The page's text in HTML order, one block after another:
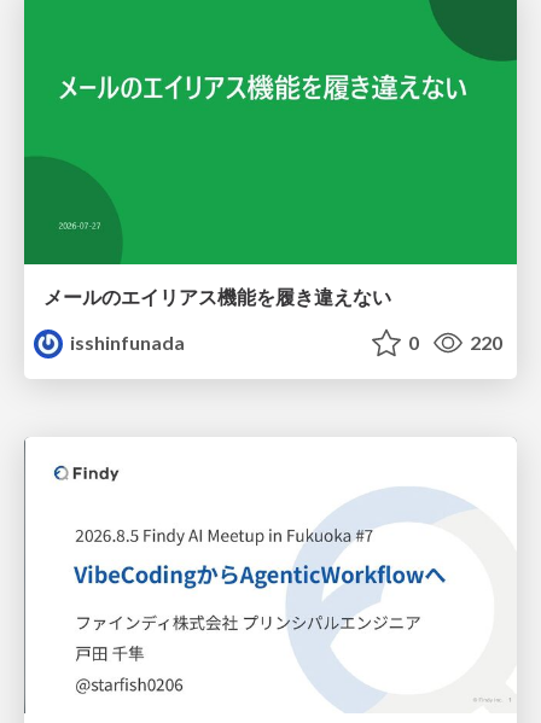
メールのエイリアス機能を履き違えない
isshinfunada
0 220